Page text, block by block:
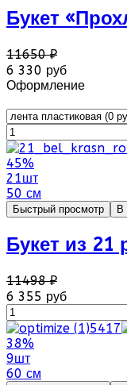
Букет
11650 ₽
6 330 руб
Оформление
45%
21шт
50 см
Быстрый просмотр В
Букет из 21
11498 ₽
6 355 руб
38%
9шт
60 см